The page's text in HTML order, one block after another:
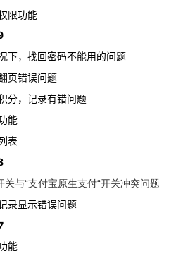
限功能
下，找回密码不能用的问题
页错误问题
分，记录有错问题
能
表
关与“支付宝原生支付“开关冲突问题
录显示错误问题
能